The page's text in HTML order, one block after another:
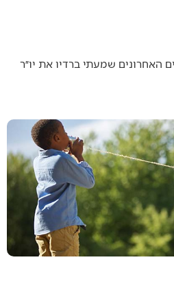
האחרונים שמעתי ברדיו את יו״ר